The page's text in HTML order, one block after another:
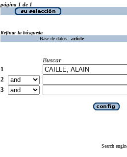
página 1 de 1
Refinar la búsqueda
Base de datos : article
Buscar
1
2
3
Search